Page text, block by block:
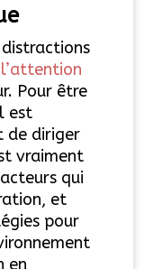
Pour être
est
de diriger
vraiment
qui
et
pour
en